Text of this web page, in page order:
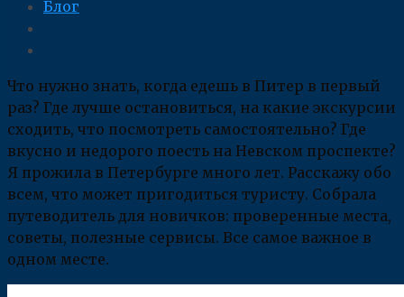
Блог
Что нужно знать, когда едешь в Питер в первый
раз? Где лучше остановиться, на какие экскурсии
сходить, что посмотреть самостоятельно? Где
вкусно и недорого поесть на Невском проспекте?
Я прожила в Петербурге много лет. Расскажу обо
всем, что может пригодиться туристу. Собрала
путеводитель для новичков: проверенные места,
советы, полезные сервисы. Все самое важное в
одном месте.